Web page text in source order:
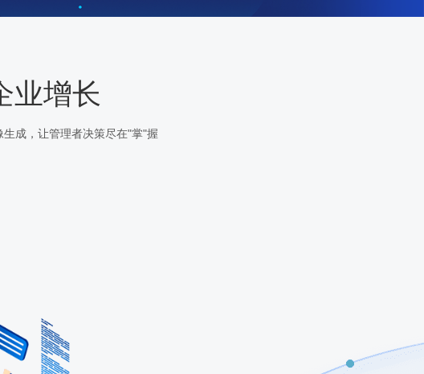
业增长
成，让管理者决策尽在"掌"握